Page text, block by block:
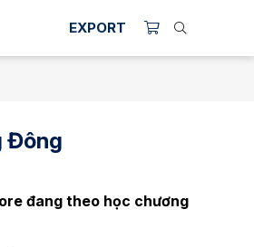
EXPORT
Đông
đang theo học chương